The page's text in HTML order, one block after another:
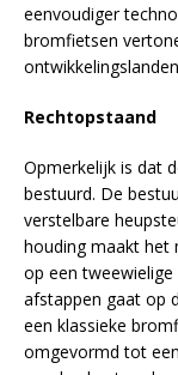
eenvoudiger
bromfietsen
Rechtopstaand
Opmerkelijk is dat
bestuurd. De
verstelbare
houding maakt het
op een
afstappen gaat op
een klassieke
omgevormd tot